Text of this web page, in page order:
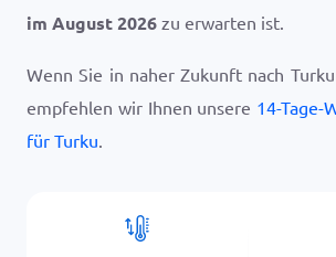
im August 2026 zu erwarten ist.
Wenn Sie in naher Zukunft nach
empfehlen wir Ihnen unsere 14-Tage-
für Turku.